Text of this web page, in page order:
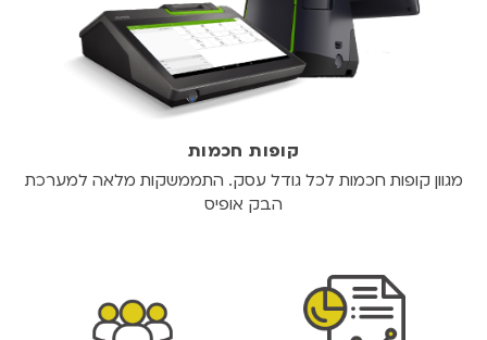
קופות חכמות
מגוון קופות חכמות לכל גודל עסק. התממשקות מלאה למערכת
הבק אופיס